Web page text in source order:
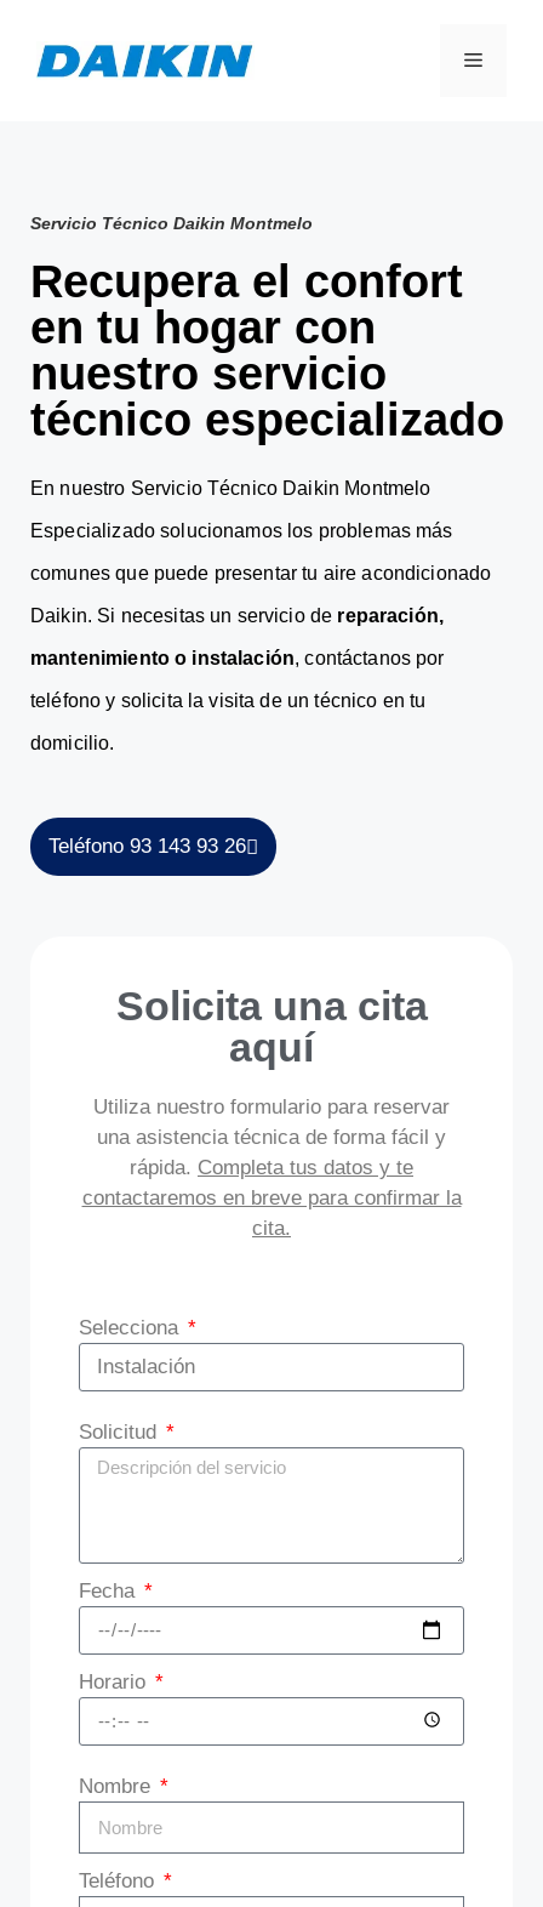
Servicio Técnico Daikin Montmelo
Recupera el confort
en tu hogar con
nuestro servicio
técnico especializado
En nuestro Servicio Técnico Daikin Montmelo
Especializado solucionamos los problemas más
comunes que puede presentar tu aire acondicionado
Daikin. Si necesitas un servicio de reparación,
mantenimiento o instalación, contáctanos por
teléfono y solicita la visita de un técnico en tu
domicilio.
Teléfono 93 143 93 26
Solicita una cita
aquí
Utiliza nuestro formulario para reservar
una asistencia técnica de forma fácil y
rápida. Completa tus datos y te
contactaremos en breve para confirmar la
cita.
Selecciona
Solicitud
Fecha
Horario
Nombre
Teléfono